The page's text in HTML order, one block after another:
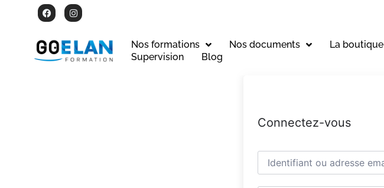
Nos formations Nos documents
La boutique
Supervision
Blog
Connectez-vous